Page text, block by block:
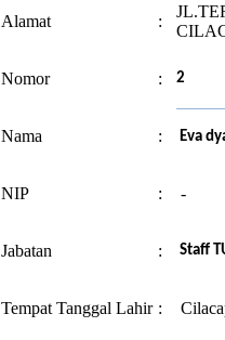
Alamat :
Nomor : 2
Nama : Eva
NIP : -
Jabatan : Staff
Tempat Tanggal Lahir :